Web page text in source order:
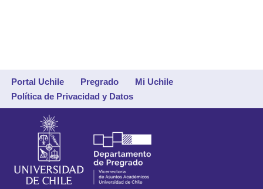
Portal Uchile Pregrado
Mi Uchile
Política de Privacidad y Datos